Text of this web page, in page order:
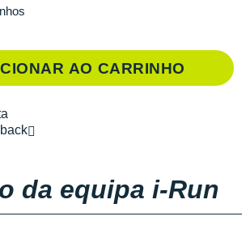
AO CARRINHO
da equipa i-Run